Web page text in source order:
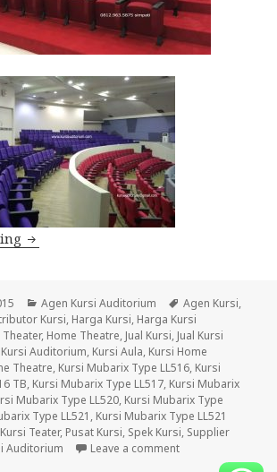
Jual Kursi Auditorium | Kwalitas
Categories
Agen Kursi Auditorium Tags
Agen Kursi,
Kursi, Harga Kursi, Harga Kursi
Theater, Home Theatre, Jual Kursi, Jual Kursi
Kursi Auditorium, Kursi Aula, Kursi Home
Theatre, Kursi Mubarix Type LL516, Kursi
TB, Kursi Mubarix Type LL517, Kursi Mubarix
Mubarix Type LL520, Kursi Mubarix Type
Type LL521 , Kursi Mubarix Type LL521
Kursi Teater, Pusat Kursi, Spek Kursi, Supplier
Auditorium Leave a comment